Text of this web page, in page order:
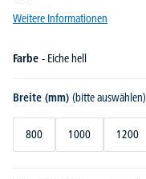
Weitere Informationen
Farbe - Eiche hell
Breite (mm) (bitte auswählen)
800 1000 1200